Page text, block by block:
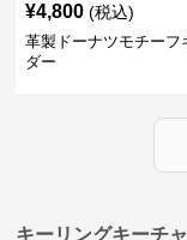
¥4,800 (税込)
革製ドーナツモチーフ
ダー
キーリングキーチ